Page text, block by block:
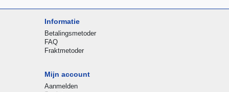
Informatie
Betalingsmetoder
FAQ
Fraktmetoder
Mijn account
Aanmelden